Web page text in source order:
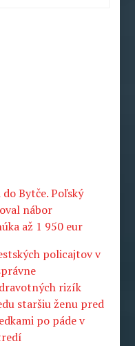
Bytče. Poľský
nábor
až 1 950 eur
policajtov v
rizík
staršiu ženu pred
po páde v